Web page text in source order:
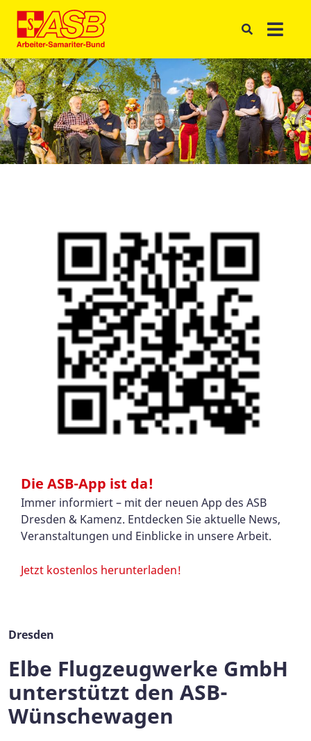
Die ASB-App ist da!
Immer informiert – mit der neuen App des ASB
Dresden & Kamenz. Entdecken Sie aktuelle News,
Veranstaltungen und Einblicke in unsere Arbeit.
Jetzt kostenlos herunterladen!
Dresden
Elbe Flugzeugwerke GmbH
unterstützt den ASB-
Wünschewagen